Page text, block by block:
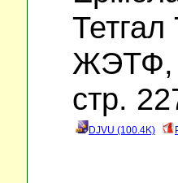
Тетгал
ЖЭТФ,
стр.
DJVU (100.4K)